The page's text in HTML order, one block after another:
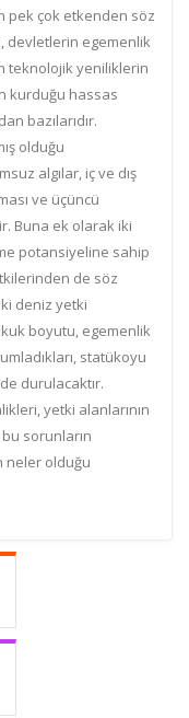
pek çok etkenden söz
devletlerin egemenlik
teknolojik yeniliklerin
kurduğu hassas
bazılarıdır.
olduğu
algılar, iç ve dış
ve üçüncü
Buna ek olarak iki
potansiyeline sahip
de söz
deniz yetki
boyutu, egemenlik
statükoyu
durulacaktır.
yetki alanlarının
sorunların
neler olduğu